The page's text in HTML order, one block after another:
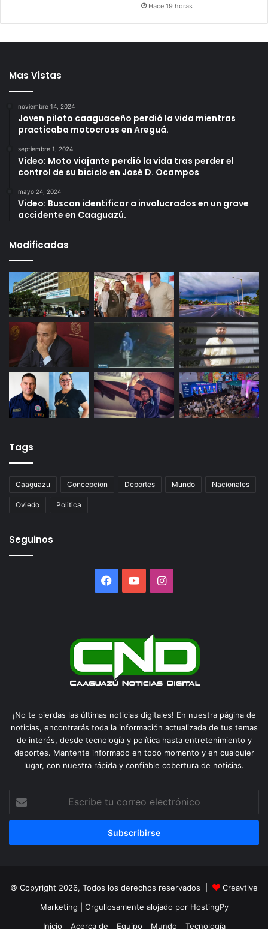
Hace 19 horas
Mas Vistas
noviembre 14, 2024
Joven piloto caaguaceño perdió la vida mientras
practicaba motocross en Areguá.
septiembre 1, 2024
Video: Moto viajante perdió la vida tras perder el
control de su biciclo en José D. Ocampos
mayo 24, 2024
Video: Buscan identificar a involucrados en un grave
accidente en Caaguazú.
Modificadas
Tags
Caaguazu Concepcion Deportes Mundo Nacionales
Oviedo Politica
Seguinos
Facebook
YouTubeInstagram
¡No te pierdas las últimas noticias digitales! En nuestra página de
noticias, encontrarás toda la información actualizada de tus temas
de interés, desde tecnología y política hasta entretenimiento y
deportes. Mantente informado en todo momento y en cualquier
lugar, con nuestra rápida y confiable cobertura de noticias.
correo
© Copyright 2026, Todos los derechos reservados |
Creavtive
Marketing | Orgullosamente alojado por HostingPy
Inicio
Acerca de Equipo Mundo Tecnología